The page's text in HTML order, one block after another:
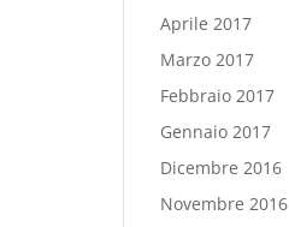
Aprile 2017
Marzo 2017
Febbraio 2017
Gennaio 2017
Dicembre 2016
Novembre 2016